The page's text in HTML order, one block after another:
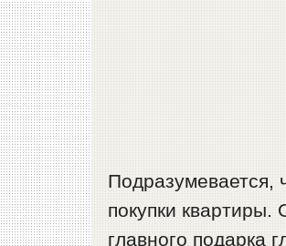
Подразумевается,
покупки квартиры.
главного подарка